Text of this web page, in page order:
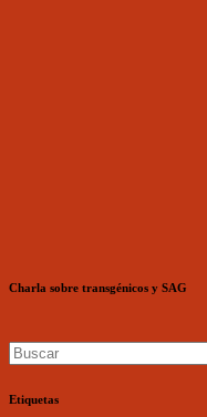
Charla sobre transgénicos y SAG
Etiquetas